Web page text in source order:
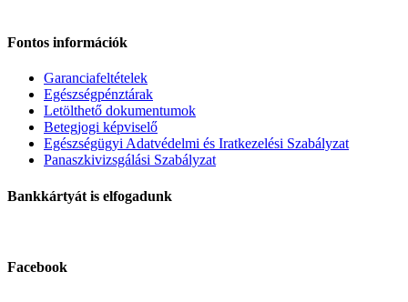
Fontos információk
Garanciafeltételek
Egészségpénztárak
Letölthető dokumentumok
Betegjogi képviselő
Egészségügyi Adatvédelmi és Iratkezelési Szabályzat
Panaszkivizsgálási Szabályzat
Bankkártyát is elfogadunk
Facebook